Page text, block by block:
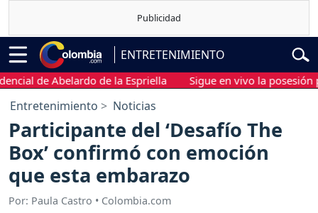
ENTRETENIMIENTO
de Abelardo de la Espriella Sigue en vivo la posesión
Entretenimiento Noticias
Participante del ‘Desafío The
Box’ confirmó con emoción
que esta embarazo
Por: Paula Castro • Colombia.com